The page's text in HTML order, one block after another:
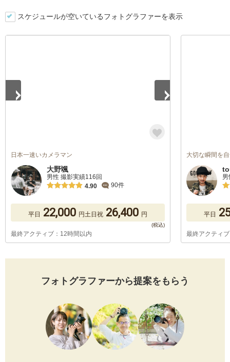
スケジュールが空いているフォトグラファーを表示
日本一速いカメラマン
大野颯
男性 撮影実績116回
4.90
90件
平日 22,000 円土日祝 26,400 円
最終アクティブ：12時間以内
大切な瞬間を
平日
最終アクティ
フォトグラファーから提案をもらう